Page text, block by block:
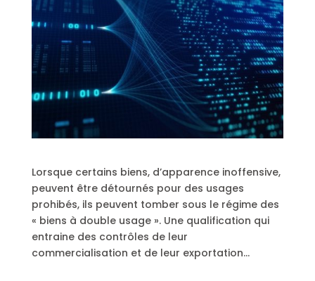
Lorsque certains biens, d’apparence inoffensive,
peuvent être détournés pour des usages
prohibés, ils peuvent tomber sous le régime des
« biens à double usage ». Une qualification qui
entraine des contrôles de leur
commercialisation et de leur exportation…